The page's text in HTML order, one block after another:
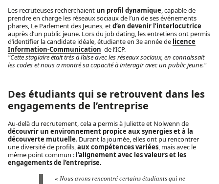
Les recruteuses recherchaient un profil dynamique, capable de
prendre en charge les réseaux sociaux de l’un de ses événements
phares, Le Parlement des Jeunes, etd’en devenir l’interlocutrice
auprès d’un public jeune. Lors du job dating, les entretiens ont permis
d’identifier la candidate idéale, étudiante en 3e année de licence
Information-Communication de l’ICP.
"Cette stagiaire était très à l’aise avec les réseaux sociaux, en connaissait
les codes et nous a montré sa capacité à interagir avec un public jeune."
Des étudiants qui se retrouvent dans les
engagements de l’entreprise
Au-delà du recrutement, cela a permis à Juliette et Nolwenn de
découvrir un environnement propice aux synergies et à la
découverte mutuelle. Durant la journée, elles ont pu rencontrer
une diversité de profils,aux compétences variées, mais avec le
même point commun : l’alignement avec les valeurs et les
engagements de l’entreprise.
« Nous avons rencontré certains étudiants qui ne